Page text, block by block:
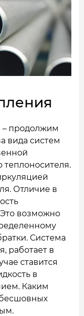
– продолжим
вида систем
Отличие в
возможно
Система
работает в
ставится
в
Каким